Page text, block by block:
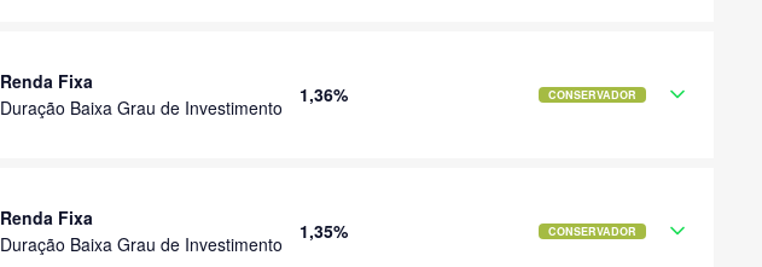
Renda Fixa
Duração Baixa Grau de Investimento
1,36% CONSERVADOR
Renda Fixa
Duração Baixa Grau de Investimento
1,35% CONSERVADOR